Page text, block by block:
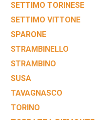
SETTIMO TORINESE
SETTIMO VITTONE
SPARONE
STRAMBINELLO
STRAMBINO
SUSA
TAVAGNASCO
TORINO